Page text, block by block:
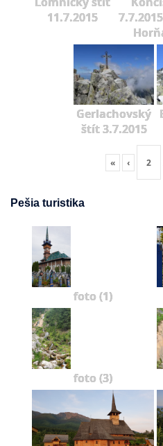
11.7.2015
Gerlachovský
štít 3.7.2015
« ‹
Pešia turistika
foto (1)
foto (3)